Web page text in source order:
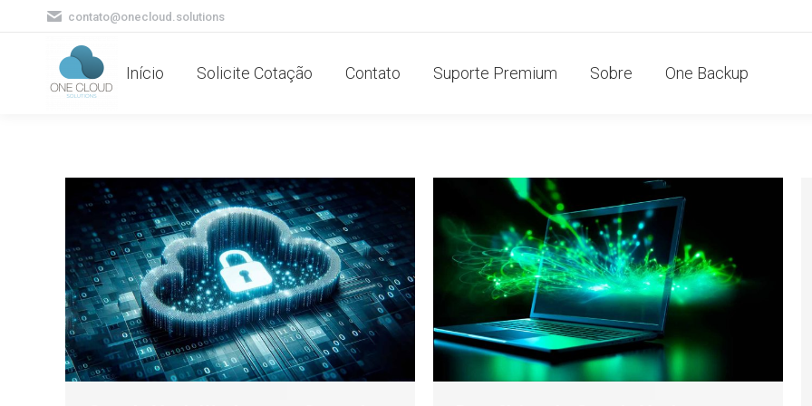
contato@onecloud.solutions
Início Solicite Cotação Contato Suporte Premium Sobre One Backup